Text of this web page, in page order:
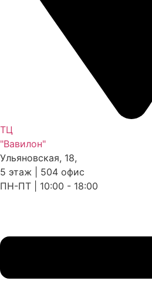
ТЦ
"Вавилон"
Ульяновская, 18,
5 этаж | 504 офис
ПН-ПТ | 10:00 - 18:00